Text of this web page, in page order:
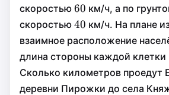
скоростью 60
60
60 км/ч, а по
скоростью 40
40
40 км/ч. На плане
взаимное расположение
длина стороны каждой клетки
Сколько километров проедут
деревни Пирожки до села